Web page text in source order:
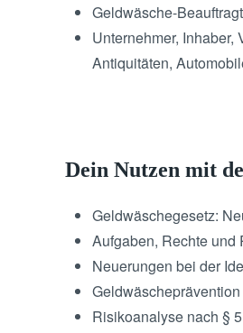
Geldwäsche-
Unternehmer,
Antiquitäten,
Dein Nutzen mit
Geldwäschegesetz:
Aufgaben, Rechte und
Neuerungen bei der
Risikoanalyse nach §